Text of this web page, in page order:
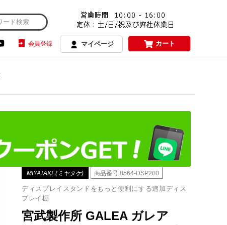
会員登録 マイページ カート
MIYATAKE(ミヤタケ) 商品番号 8564-DSP200
ディスプレイスタンドをもっと便利にする追加ディス
プレイ棚
宮武製作所 GALEA ガレア